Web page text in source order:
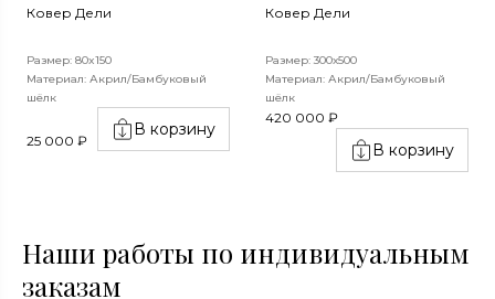
Ковер Дели
Размер: 80x150
Материал: Акрил/Бамбуковый
шёлк
25 000 ₽
В корзину
Ковер Дели
Размер: 300х500
Материал: Акрил/Бамбуковый
шёлк
420 000 ₽
В корзину
Наши работы по индивидуальным
заказам